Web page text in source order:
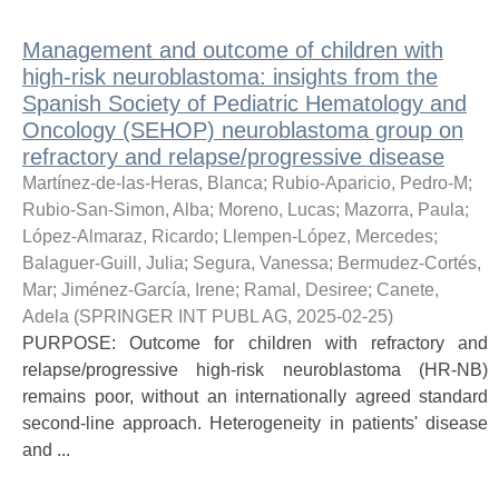
Management and outcome of children with
high-risk neuroblastoma: insights from the
Spanish Society of Pediatric Hematology and
Oncology (SEHOP) neuroblastoma group on
refractory and relapse/progressive disease
Martínez-de-las-Heras, Blanca; Rubio-Aparicio, Pedro-M;
Rubio-San-Simon, Alba; Moreno, Lucas; Mazorra, Paula;
López-Almaraz, Ricardo; Llempen-López, Mercedes;
Balaguer-Guill, Julia; Segura, Vanessa; Bermudez-Cortés,
Mar; Jiménez-García, Irene; Ramal, Desiree; Canete,
Adela (SPRINGER INT PUBL AG, 2025-02-25)
PURPOSE: Outcome for children with refractory and
relapse/progressive high-risk neuroblastoma (HR-NB)
remains poor, without an internationally agreed standard
second-line approach. Heterogeneity in patients' disease
and ...